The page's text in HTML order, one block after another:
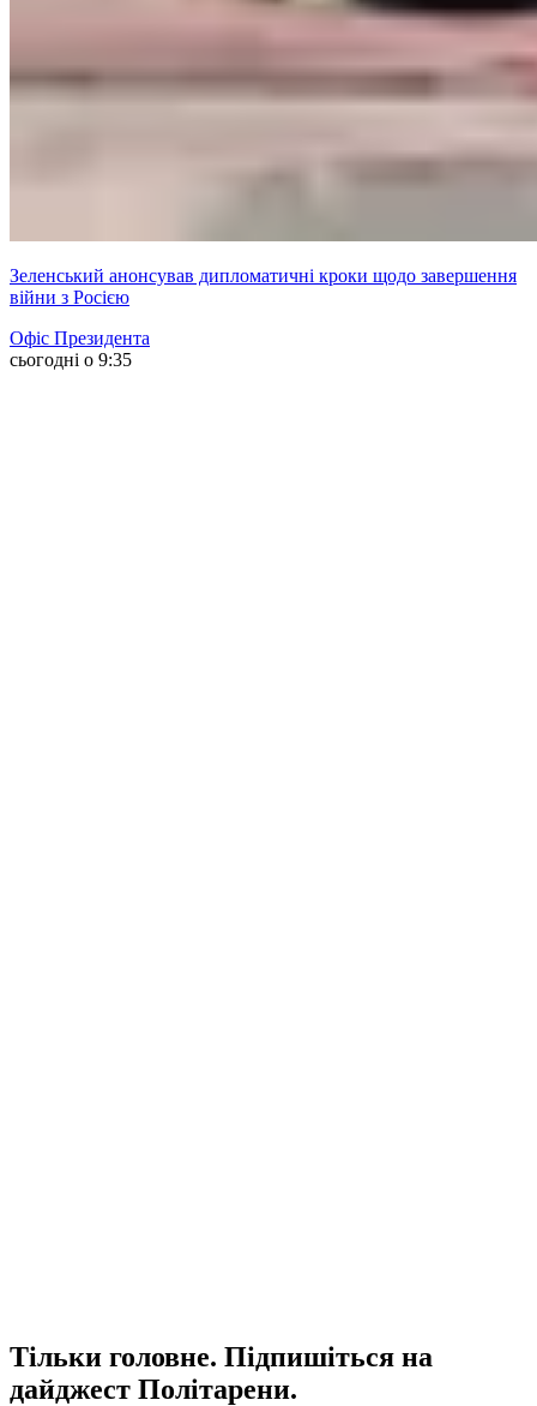
Зеленський анонсував дипломатичні кроки щодо завершення
війни з Росією
Офіс Президента
сьогодні о 9:35
Тільки головне. Підпишіться на
дайджест Політарени.